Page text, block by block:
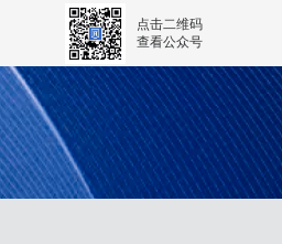
点击二维码
查看公众号